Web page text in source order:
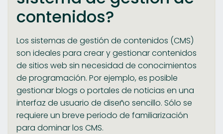
contenidos?
Los sistemas de gestión de contenidos (CMS)
son ideales para crear y gestionar contenidos
de sitios web sin necesidad de conocimientos
de programación. Por ejemplo, es posible
gestionar blogs o portales de noticias en una
interfaz de usuario de diseño sencillo. Sólo se
requiere un breve periodo de familiarización
para dominar los CMS.